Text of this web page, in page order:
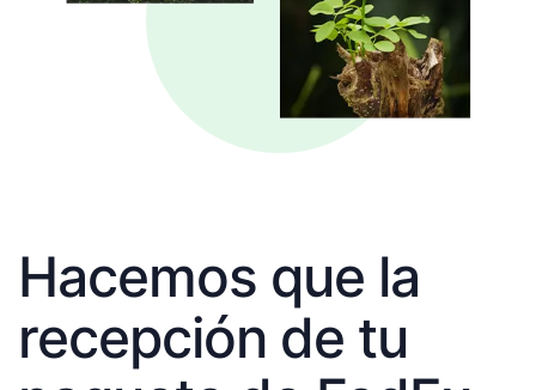
Hacemos que la
recepción de tu